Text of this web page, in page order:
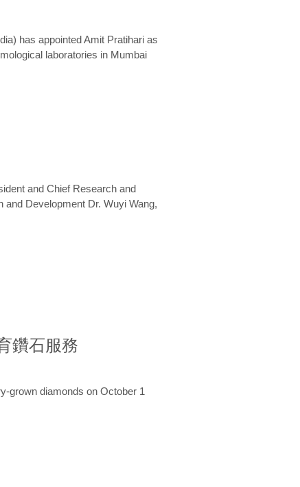
has appointed Amit Pratihari as
laboratories in Mumbai
and Chief Research and
Development Dr. Wuyi Wang,
鑽石服務
grown diamonds on October 1